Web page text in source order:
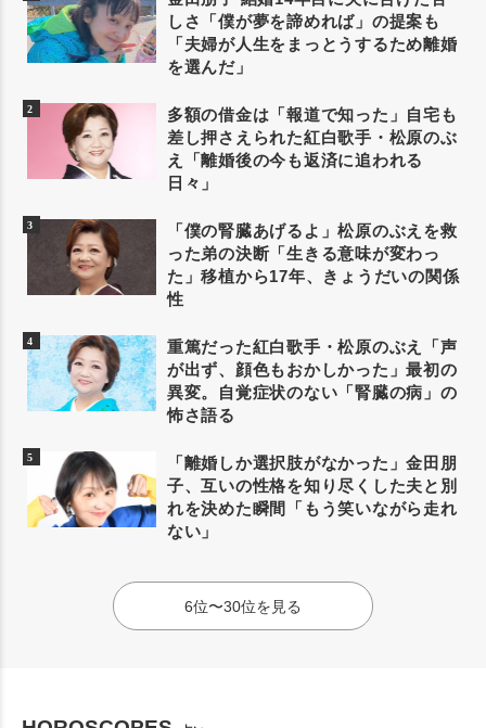
しさ「僕が夢を諦めれば」の提案も
「夫婦が人生をまっとうするため離婚
を選んだ」
多額の借金は「報道で知った」自宅も
差し押さえられた紅白歌手・松原のぶ
え「離婚後の今も返済に追われる
日々」
「僕の腎臓あげるよ」松原のぶえを救
った弟の決断「生きる意味が変わっ
た」移植から17年、きょうだいの関係
性
重篤だった紅白歌手・松原のぶえ「声
が出ず、顔色もおかしかった」最初の
異変。自覚症状のない「腎臓の病」の
怖さ語る
「離婚しか選択肢がなかった」金田朋
子、互いの性格を知り尽くした夫と別
れを決めた瞬間「もう笑いながら走れ
ない」
6位〜30位を見る